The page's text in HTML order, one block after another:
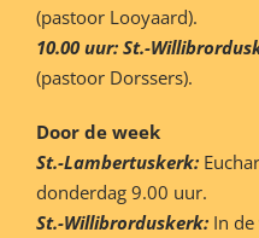
(pastoor Looyaard).
10.00 uur: St.-
(pastoor Dorssers).
Door de week
St.-Lambertuskerk:
donderdag 9.00 uur.
St.-Willibrorduskerk: In